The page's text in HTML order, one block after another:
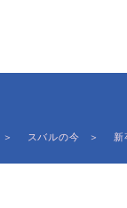
スバルの今 新